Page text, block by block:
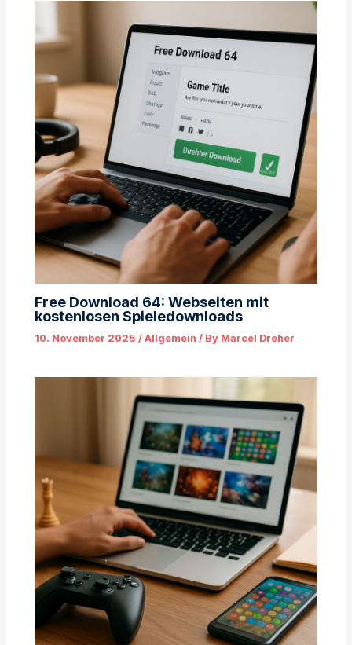
Free Download 64: Webseiten mit
kostenlosen Spieledownloads
10. November 2025/Allgemein / By Marcel Dreher